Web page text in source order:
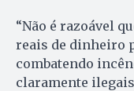
“Não é razoável
reais de dinheiro
combatendo
claramente